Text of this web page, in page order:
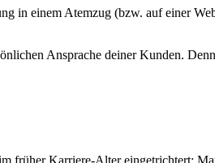
in einem Atemzug (bzw. auf einer
Ansprache deiner Kunden.
früher Karriere-Alter eingetrichtert: